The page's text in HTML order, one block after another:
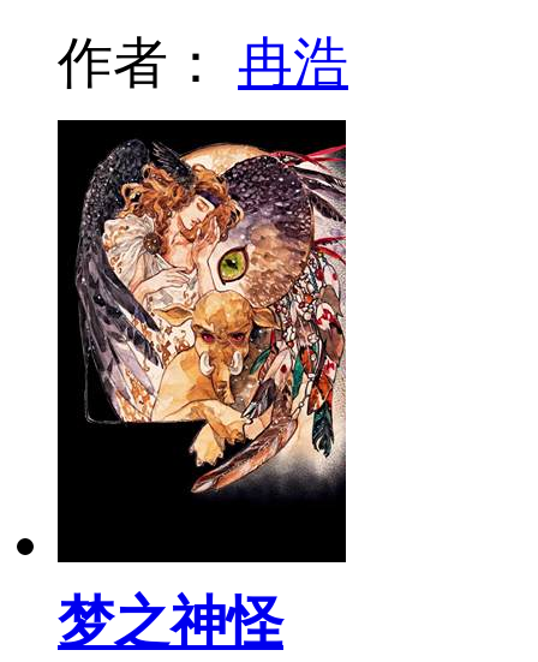
作者： 冉浩
梦之神怪